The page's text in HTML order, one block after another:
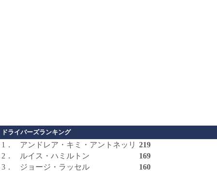
ドライバーズランキング
1． アンドレア・キミ・アントネッリ 219
2．
ルイス・ハミルトン
169
3．
ジョージ・ラッセル
160